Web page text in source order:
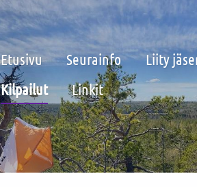
Etusivu Seurainfo Liity
Kilpailut
Linkit